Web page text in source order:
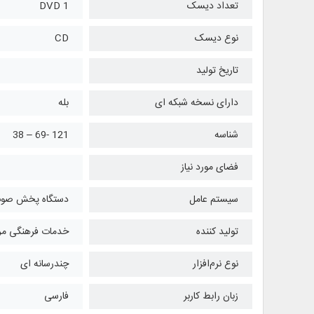
تعداد دیسک
1 DVD
نوع دیسک
CD
تاریخ تولید
دارای نسخه شبکه ای
بله
شناسه
121 -69 – 38
فضای مورد نیاز
سیستم عامل
دستگاه پخش
تولید کننده
خدمات فرهنگی
نوع نرم‌افزار
چندرسانه ای
زبان رابط کاربر
فارسی